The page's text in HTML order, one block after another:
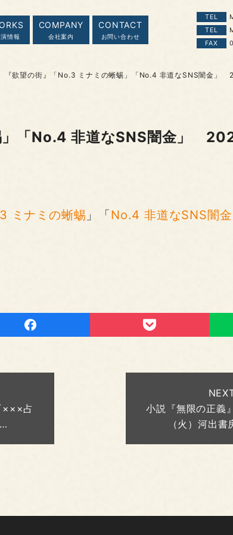
情報
COMPANY
会社案内
CONTACT
お問い合わせ
TEL
TEL
FAX
『欲望の街』「No.3 ミナミの蜥蜴」「No.4 非道なSNS闇金
」「No.4 非道なSNS闇金」
ミナミの蜥蜴 」「No.4 非道なSNS闇金
×××占
小説『無限の正義
（火）河出